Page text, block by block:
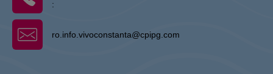
:
ro.info.vivoconstanta@cpipg.com